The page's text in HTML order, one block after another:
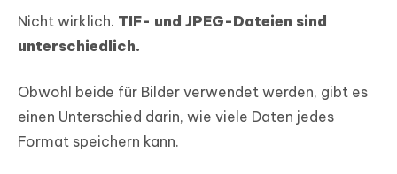
Nicht wirklich. TIF- und JPEG-Dateien sind
unterschiedlich.
Obwohl beide für Bilder verwendet werden, gibt es
einen Unterschied darin, wie viele Daten jedes
Format speichern kann.